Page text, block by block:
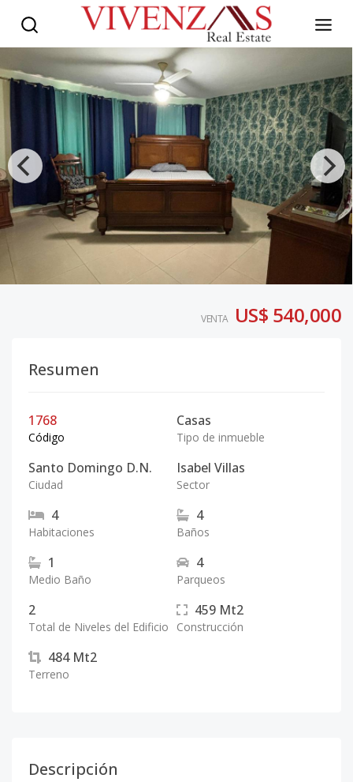
VENTA US$ 540,000
Resumen
1768
Código
Casas
Tipo de inmueble
Santo Domingo D.N.
Ciudad
Isabel Villas
Sector
4
Habitaciones
4
Baños
1
Medio Baño
4
Parqueos
2
Total de Niveles del Edificio
459 Mt2
Construcción
484 Mt2
Terreno
Descripción